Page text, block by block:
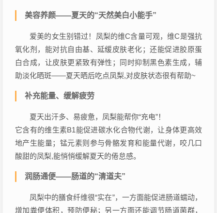
美容养颜——夏天的“天然美白小能手”
爱美的女生别错过！凤梨的维C含量可观，维C是强抗
氧化剂，能对抗自由基、延缓皮肤老化；还能促进胶原蛋
白合成，让皮肤更紧致有弹性；同时抑制黑色素生成，辅
助淡化晒斑——夏天晒后吃点凤梨,对皮肤状态很有帮助~
补充能量、缓解疲劳
夏天出汗多、易疲惫，凤梨能帮你“充电”！
它含有的维生素B1能促进碳水化合物代谢，让身体更高效
地产生能量；锰元素则参与骨骼发育和能量代谢，咬几口
酸甜的凤梨,能悄悄缓解夏天的倦怠感。
润肠通便——肠道的“清道夫”
凤梨中的膳食纤维很“实在”，一方面能促进肠道蠕动，
增加粪便体积，预防便秘；另一方面还能调节肠道菌群，